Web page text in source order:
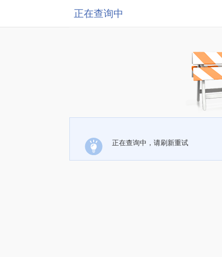
正在查询中
正在查询中，请刷新重试